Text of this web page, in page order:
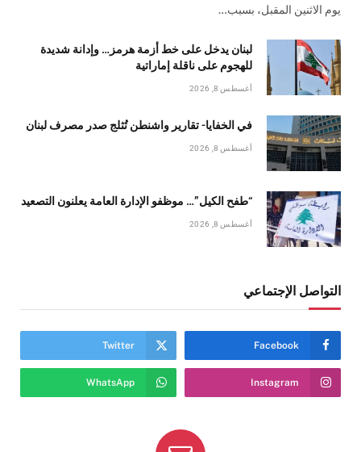
يوم الاثنين المقبل، بسبب…
لبنان يدخل على خط أزمة هرمز… وإدانة شديدة
للهجوم على ناقلة إماراتية
أغسطس 8, 2026
في الخفايا- تقارير واشنطن تُثلج صدر مصرف لبنان
أغسطس 8, 2026
“طفح الكيل”… موظفو الإدارة العامة يعلنون التصعيد
أغسطس 8, 2026
التواصل الإجتماعي
Facebook
Twitter
Instagram
WhatsApp